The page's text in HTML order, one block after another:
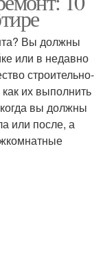
Вы должны
или в недавно
строительно-
их выполнить
вы должны
или после, а